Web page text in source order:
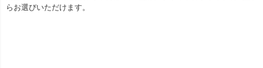
らお選びいただけます。